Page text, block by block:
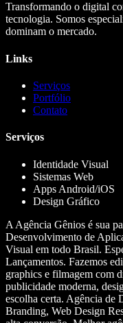
Transformando o digital
tecnologia. Somos
dominam o mercado.
Links
Serviços
Portfólio
Contato
Serviços
Identidade Visual
Sistemas Web
Apps Android/iOS
Design Gráfico
A Agência Gênios é sua
Desenvolvimento de
Visual em todo Brasil.
Lançamentos. Fazemos
graphics e filmagem com
publicidade moderna,
escolha certa. Agência de
Branding, Web Design